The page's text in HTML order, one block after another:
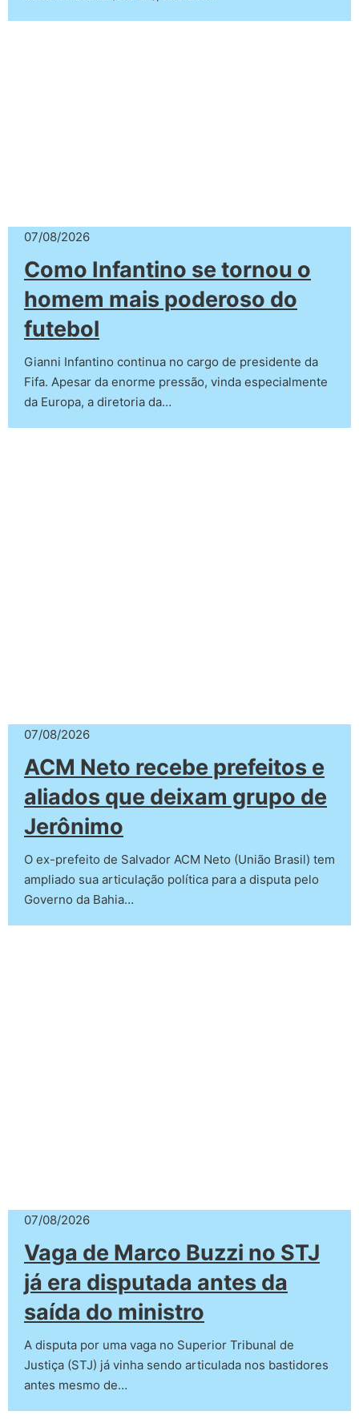
07/08/2026
Como Infantino se tornou o
homem mais poderoso do
futebol
Gianni Infantino continua no cargo de presidente da
Fifa. Apesar da enorme pressão, vinda especialmente
da Europa, a diretoria da…
07/08/2026
ACM Neto recebe prefeitos e
aliados que deixam grupo de
Jerônimo
O ex-prefeito de Salvador ACM Neto (União Brasil) tem
ampliado sua articulação política para a disputa pelo
Governo da Bahia…
07/08/2026
Vaga de Marco Buzzi no STJ
já era disputada antes da
saída do ministro
A disputa por uma vaga no Superior Tribunal de
Justiça (STJ) já vinha sendo articulada nos bastidores
antes mesmo de…